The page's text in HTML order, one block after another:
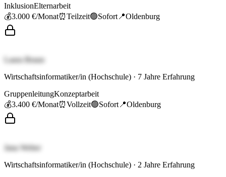
InklusionElternarbeit
💰3.000 €/Monat⏰Teilzeit🟢Sofort 📍Oldenburg
Laura Braun
Wirtschaftsinformatiker/in (Hochschule) · 7 Jahre Erfahrung
GruppenleitungKonzeptarbeit
💰3.400 €/Monat⏰Vollzeit🟢Sofort 📍Oldenburg
Jana Weber
Wirtschaftsinformatiker/in (Hochschule) · 2 Jahre Erfahrung